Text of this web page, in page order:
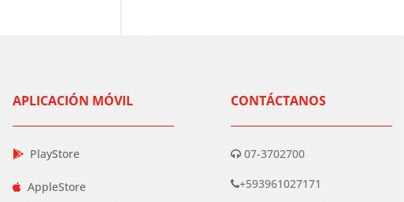
APLICACIÓN MÓVIL
PlayStore
AppleStore
CONTÁCTANOS
07-3702700
+593961027171